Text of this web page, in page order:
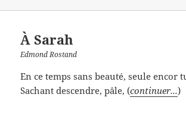
À Sarah
Edmond Rostand
En ce temps sans beauté, seule encor
Sachant descendre, pâle, (continuer...)